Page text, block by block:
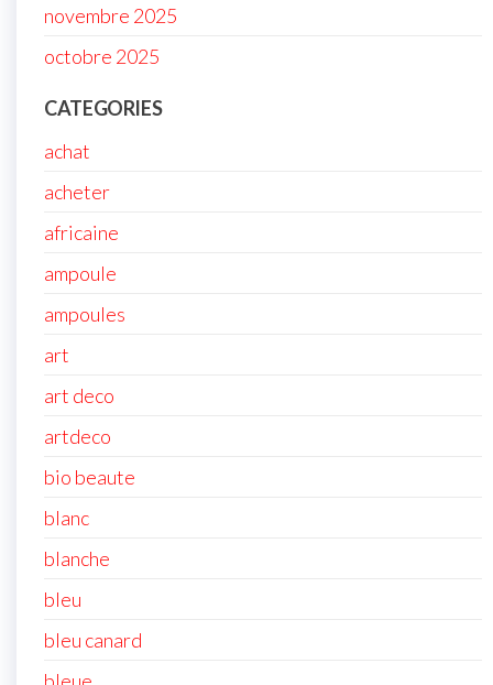
novembre 2025
octobre 2025
CATEGORIES
achat
acheter
africaine
ampoule
ampoules
art
art deco
artdeco
bio beaute
blanc
blanche
bleu
bleu canard